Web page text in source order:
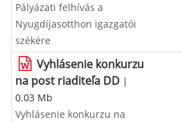
Pályázati felhívás a
Nyugdíjasotthon igazgatói
székére
Vyhlásenie konkurzu
na post riaditeľa DD |
0.03 Mb
Vyhlásenie konkurzu na